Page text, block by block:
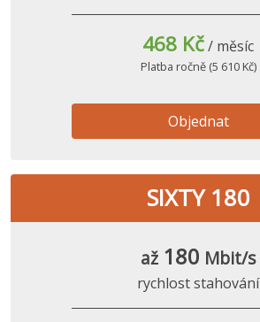
468 Kč/ měsíc
Platba ročně (5 610 Kč)
Objednat
SIXTY 180
až 180 Mbit/s
rychlost stahování